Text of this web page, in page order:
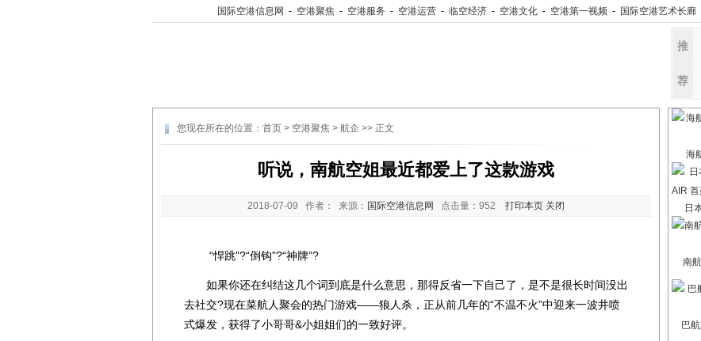
国际空港信息网 - 空港聚焦 - 空港服务 - 空港运营 - 临空经济 - 空港文化 - 空港第一视频 - 国际空港艺术长廊
推
荐
您现在所在的位置： 首页 > 空港聚焦 > 航企 >> 正文
听说，南航空姐最近都爱上了这款游戏
2018-07-09 作者： 来源： 国际空港信息网 点击量： 952 打印本页 关闭
“悍跳”?“倒钩”?“神牌”?
如果你还在纠结这几个词到底是什么意思，那得反省一下自己了，是不是很长时间没出
去社交?现在菜航人聚会的热门游戏——狼人杀，正从前几年的“不温不火”中迎来一波井喷
式爆发，获得了小哥哥&小姐姐们的一致好评。
海
日
南
巴